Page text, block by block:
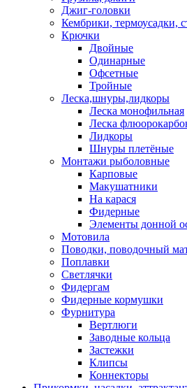
Джиг-головки
Кембрики, термоусадки,
Крючки
Двойные
Одинарные
Офсетные
Тройные
Леска,шнуры,лидкоры
Леска монофильная
Леска
Лидкоры
Шнуры плетёные
Монтажи рыболовные
Карповые
Макушатники
На карася
Фидерные
Элементы донной
Мотовила
Поводки, поводочный
Поплавки
Светлячки
Фидергам
Фидерные кормушки
Фурнитура
Вертлюги
Заводные кольца
Застежки
Клипсы
Коннекторы